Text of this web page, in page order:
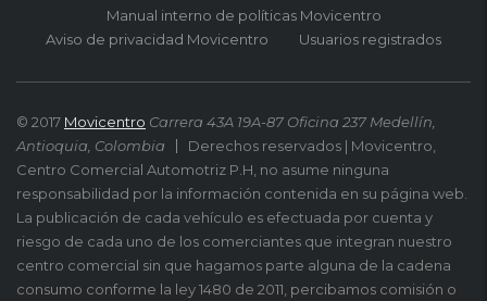
Manual interno de políticas Movicentro
Aviso de privacidad Movicentro
Usuarios registrados
© 2017 Movicentro Carrera 43A 19A-87 Oficina 237 Medellín,
Antioquia, Colombia
Derechos reservados | Movicentro,
Centro Comercial Automotriz P.H, no asume ninguna
responsabilidad por la información contenida en su página web.
La publicación de cada vehículo es efectuada por cuenta y
riesgo de cada uno de los comerciantes que integran nuestro
centro comercial sin que hagamos parte alguna de la cadena
consumo conforme la ley 1480 de 2011, percibamos comisión o